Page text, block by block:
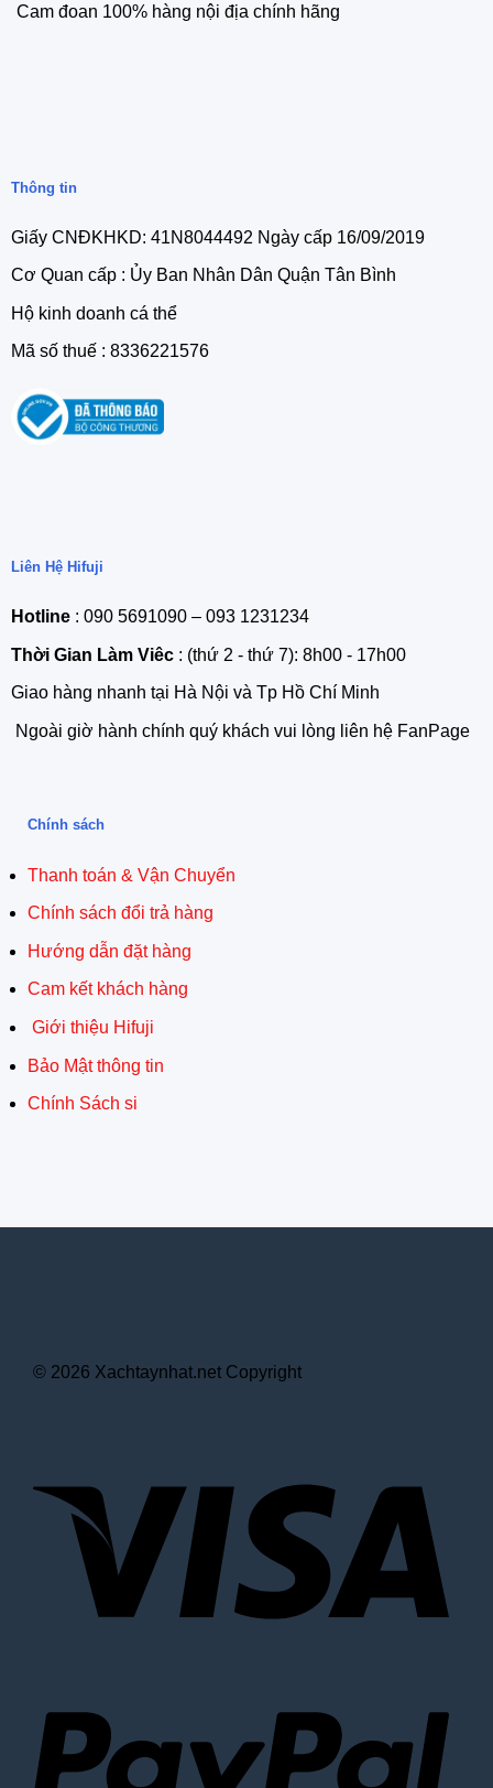
Cam đoan 100% hàng nội địa chính hãng
Thông tin
Giấy CNĐKHKD: 41N8044492 Ngày cấp 16/09/2019
Cơ Quan cấp : Ủy Ban Nhân Dân Quận Tân Bình
Hộ kinh doanh cá thể
Mã số thuế : 8336221576
Liên Hệ Hifuji
Hotline: 090 5691090 – 093 1231234
Thời Gian Làm Viêc: (thứ 2 - thứ 7): 8h00 - 17h00
Giao hàng nhanh tại Hà Nội và Tp Hồ Chí Minh
Ngoài giờ hành chính quý khách vui lòng liên hệ FanPage
Chính sách
Thanh toán & Vận Chuyển
Chính sách đổi trả hàng
Hướng dẫn đặt hàng
Cam kết khách hàng
Giới thiệu Hifuji
Bảo Mật thông tin
Chính Sách si
© 2026 Xachtaynhat.net Copyright